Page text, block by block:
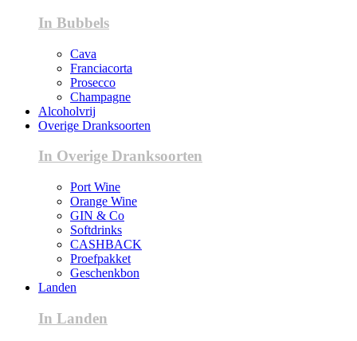
In Bubbels
Cava
Franciacorta
Prosecco
Champagne
Alcoholvrij
Overige Dranksoorten
In Overige Dranksoorten
Port Wine
Orange Wine
GIN & Co
Softdrinks
CASHBACK
Proefpakket
Geschenkbon
Landen
In Landen